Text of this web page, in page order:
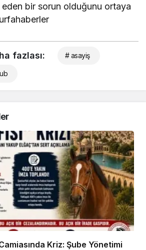
bir sorun olduğunu ortaya
fazlası: # asayiş
Kriz: Şube Yönetimi